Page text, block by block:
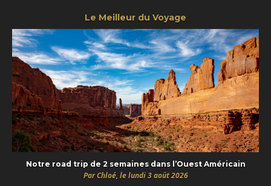
Le Meilleur du Voyage
Notre road trip de 2 semaines dans l’Ouest Américain
Par Chloé, le lundi 3 août 2026